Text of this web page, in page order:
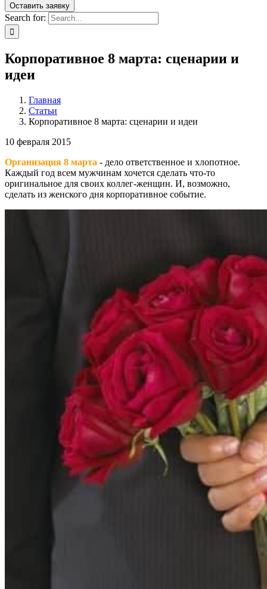
Оставить заявку
Search for:
Корпоративное 8 марта: сценарии и
идеи
Главная
Статьи
Корпоративное 8 марта: сценарии и идеи
10 февраля 2015
Организация 8 марта - дело ответственное и хлопотное.
Каждый год всем мужчинам хочется сделать что-то
оригинальное для своих коллег-женщин. И, возможно,
сделать из женского дня корпоративное событие.